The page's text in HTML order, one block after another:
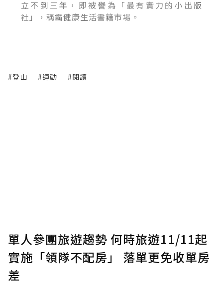
立不到三年，即被譽為「最有實力的小出版
社」，稱霸健康生活書籍市場。
#登山 #運動 #閱讀
單人參團旅遊趨勢 何時旅遊11/11起
實施「領隊不配房」 落單更免收單房
差